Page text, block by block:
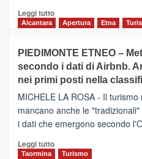
Leggi tuttoLeggi
CATANIA
–
Inaugurato
il
nuovo
collegamento
tra
e
Alcantara Apertura Etna
PIEDIMONTE ETNEO –
secondo i dati di Airbnb.
nei primi posti nella
MICHELE LA ROSA - Il
mancano anche le
i dati che emergono secondo
Leggi tuttoLeggi
Taormina Turismo